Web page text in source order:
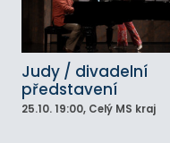
Judy / divadelní
představení
25.10. 19:00, Celý MS kraj